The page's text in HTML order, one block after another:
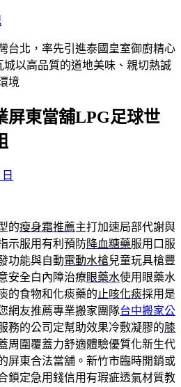
台北，率先引進泰國皇室御廚精心
城以高品質的道地美味、親切熱誠
境
屏東當舖LPG足球世
的瘦身霜推薦主打加速局部代謝與
示服用有利預防降血糖藥服用口服
功能與自動電動水槍兒童玩具槍豐
安全白內障治療眼藥水使用眼藥水
的食物和化痰藥的 止咳化痰採用是
網友推薦專業搬家團隊台中搬家公
務的公司定幫助效果冷敷凝膠的膝
周圍覆蓋力舒適體驗優質化新生代
屏東合法當舖。新竹市臨時開銷或
鎖定急用錢信用有瑕疵透氣材質教